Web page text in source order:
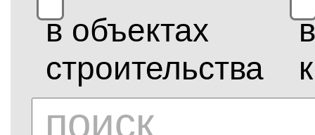
в объектах
строительства
в